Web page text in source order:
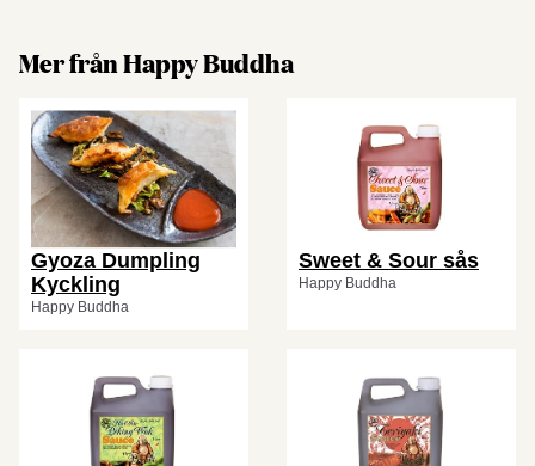
Mer från Happy Buddha
Gyoza Dumpling
Kyckling
Happy Buddha
Sweet & Sour sås
Happy Buddha